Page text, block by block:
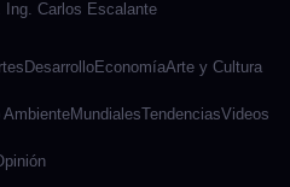
DesarrolloEconomíaArte y Cultura
AmbienteMundialesTendenciasVideos